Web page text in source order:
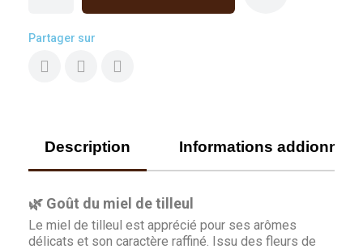
Partager sur
Description Informations
🌿 Goût du miel de tilleul
Le miel de tilleul est apprécié pour ses arômes
délicats et son caractère raffiné. Issu des fleurs de